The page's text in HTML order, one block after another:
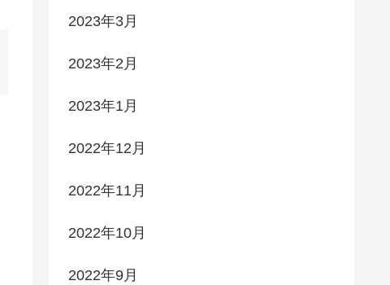
2023年3月
2023年2月
2023年1月
2022年12月
2022年11月
2022年10月
2022年9月